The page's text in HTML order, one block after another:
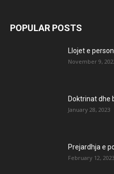
POPULAR POSTS
Llojet e
November 9,
Doktrinat dhe
January 28, 2023
Prejardhja e
February 12, 2023